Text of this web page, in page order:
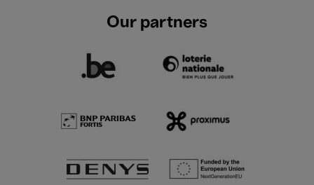
Our partners